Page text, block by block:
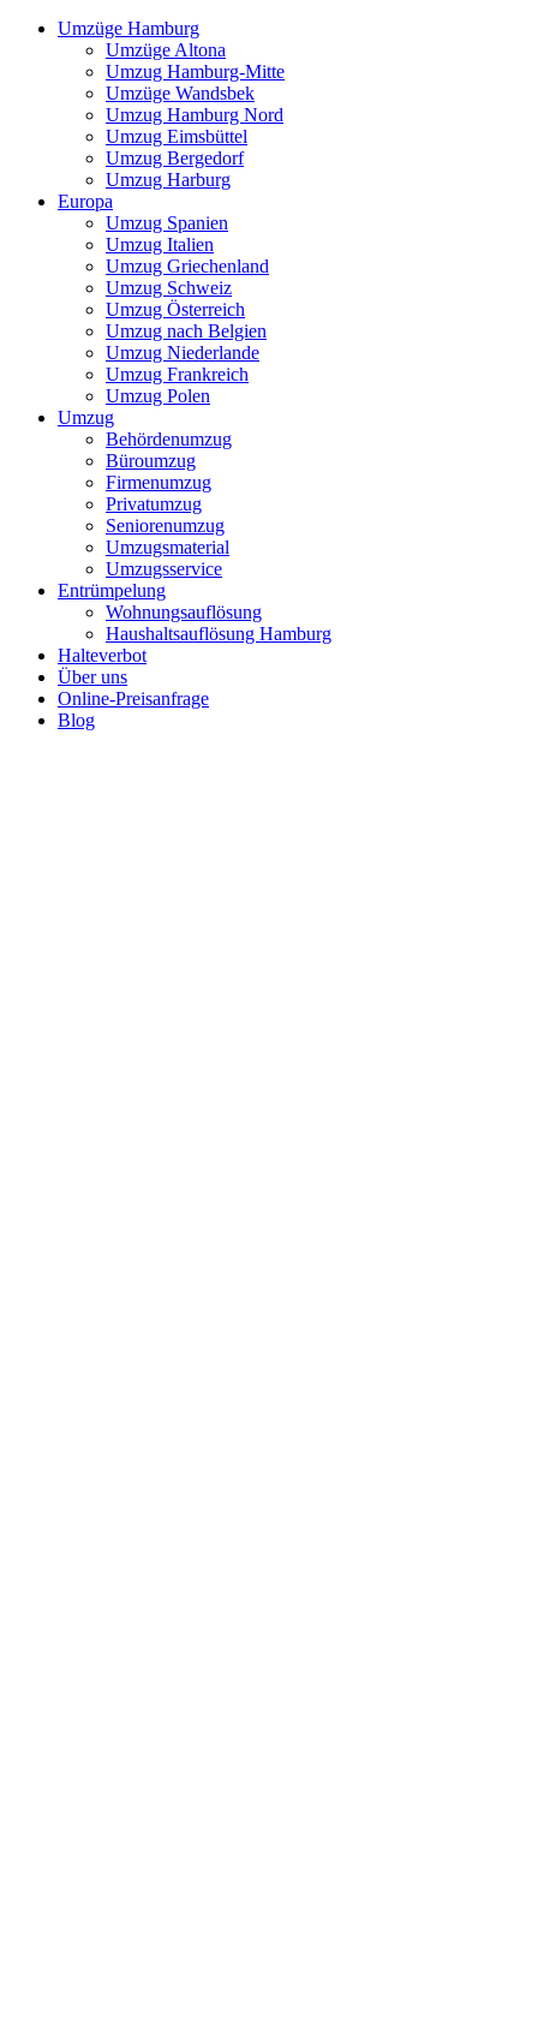
Umzüge Hamburg
Umzüge Altona
Umzug Hamburg-Mitte
Umzüge Wandsbek
Umzug Hamburg Nord
Umzug Eimsbüttel
Umzug Bergedorf
Umzug Harburg
Europa
Umzug Spanien
Umzug Italien
Umzug Griechenland
Umzug Schweiz
Umzug Österreich
Umzug nach Belgien
Umzug Niederlande
Umzug Frankreich
Umzug Polen
Umzug
Behördenumzug
Büroumzug
Firmenumzug
Privatumzug
Seniorenumzug
Umzugsmaterial
Umzugsservice
Entrümpelung
Wohnungsauflösung
Haushaltsauflösung Hamburg
Halteverbot
Über uns
Online-Preisanfrage
Blog